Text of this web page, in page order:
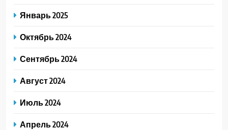
Январь 2025
Октябрь 2024
Сентябрь 2024
Август 2024
Июль 2024
Апрель 2024